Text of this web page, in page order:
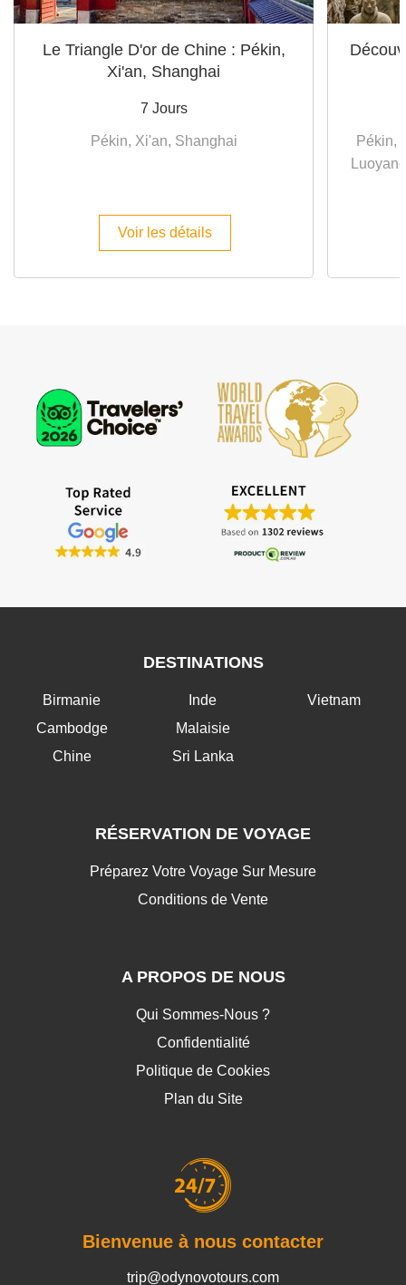
Le Triangle D'or de Chine : Pékin,
Xi'an, Shanghai
7 Jours
Pékin, Xi'an, Shanghai
Voir les détails
Pékin,
DESTINATIONS
Birmanie
Cambodge
Chine
Inde
Malaisie
Sri Lanka
Vietnam
RÉSERVATION DE VOYAGE
Préparez Votre Voyage Sur Mesure
Conditions de Vente
A PROPOS DE NOUS
Qui Sommes-Nous ?
Confidentialité
Politique de Cookies
Plan du Site
Bienvenue à nous contacter
trip@odynovotours.com